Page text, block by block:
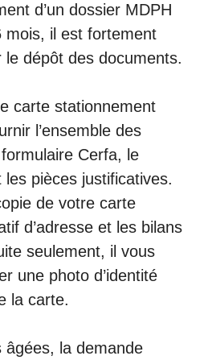
d’un dossier MDPH
mois, il est fortement
le dépôt des documents.
carte stationnement
l’ensemble des
formulaire Cerfa, le
les pièces justificatives.
de votre carte
d’adresse et les bilans
seulement, il vous
une photo d’identité
la carte.
âgées, la demande